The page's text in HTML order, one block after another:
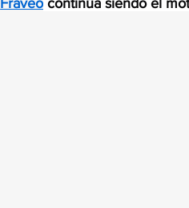
Fraveo continúa siendo el